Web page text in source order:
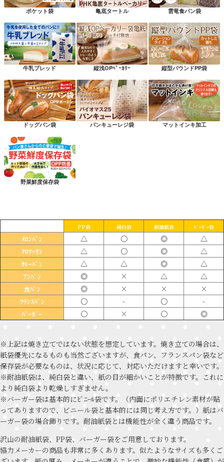
ポケット袋 亀底タートル 雲竜食パン袋
牛乳ブレッド 縦浅OPﾍﾞｰｶﾘｰ 縦型パウンドPP袋
ドッグパン袋 パンキューレジ袋 マットインキ加工
野菜鮮度保存袋
PP袋 純白袋 耐油紙袋 ﾊﾞｰｶﾞｰ袋
ﾒﾛﾝﾊﾟﾝ △ 〇 ◎ △
ｸﾛﾜｯｻﾝ △ 〇 ◎ △
ｶﾚｰﾊﾟﾝ △ △ ◎ △
ｱﾝﾊﾟﾝ ◎ × △ △
食ﾊﾟﾝ ◎ × × ×
ﾌﾗﾝｽﾊﾟﾝ 〇 - 〇 -
ﾊﾞｰｶﾞｰ 〇 × 〇 ◎
※上記は焼き立てではない状態を想定しています。焼き立ての場合は、
紙袋優先になるものも当然ございますが、食パン、フランスパン袋など
保存袋が必要なものは、状況に応じて、対応いただけますと幸いです。
※耐油紙袋は、純白袋と違い、紙の目が細かいことが特徴です。これに
より純白袋より乾燥しすぎません。
※バーガー袋は基本的にﾋﾞﾆｰﾙ袋です。（内面にポリエチレン素材が貼
ってありますので、ビニール袋と基本的には同じ考え方です。）紙はバ
ーガー袋の場合飾りです。耐油紙袋とは機能性が全く違う商品です。
沢山の耐油紙袋、PP袋、バーガー袋をご用意しております。
協力メーカーの商品も非常に多くあります。似たようなサイズも多くご